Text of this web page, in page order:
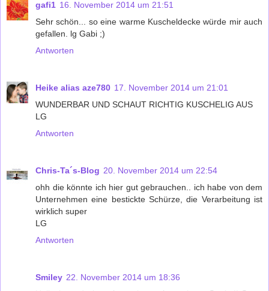
gafi1 16. November 2014 um 21:51
Sehr schön... so eine warme Kuscheldecke würde mir auch
gefallen. lg Gabi ;)
Antworten
Heike alias aze780 17. November 2014 um 21:01
WUNDERBAR UND SCHAUT RICHTIG KUSCHELIG AUS
LG
Antworten
Chris-Ta´s-Blog 20. November 2014 um 22:54
ohh die könnte ich hier gut gebrauchen.. ich habe von dem
Unternehmen eine bestickte Schürze, die Verarbeitung ist
wirklich super
LG
Antworten
Smiley 22. November 2014 um 18:36